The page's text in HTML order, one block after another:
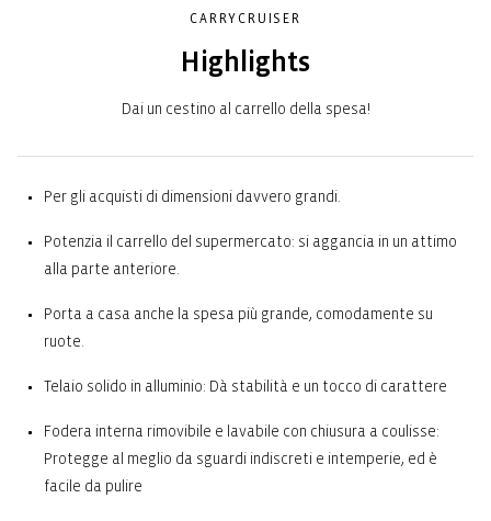
CARRYCRUISER
Highlights
Dai un cestino al carrello della spesa!
Per gli acquisti di dimensioni davvero grandi.
Potenzia il carrello del supermercato: si aggancia in un attimo
alla parte anteriore.
Porta a casa anche la spesa più grande, comodamente su
ruote.
Telaio solido in alluminio: Dà stabilità e un tocco di carattere
Fodera interna rimovibile e lavabile con chiusura a coulisse:
Protegge al meglio da sguardi indiscreti e intemperie, ed è
facile da pulire